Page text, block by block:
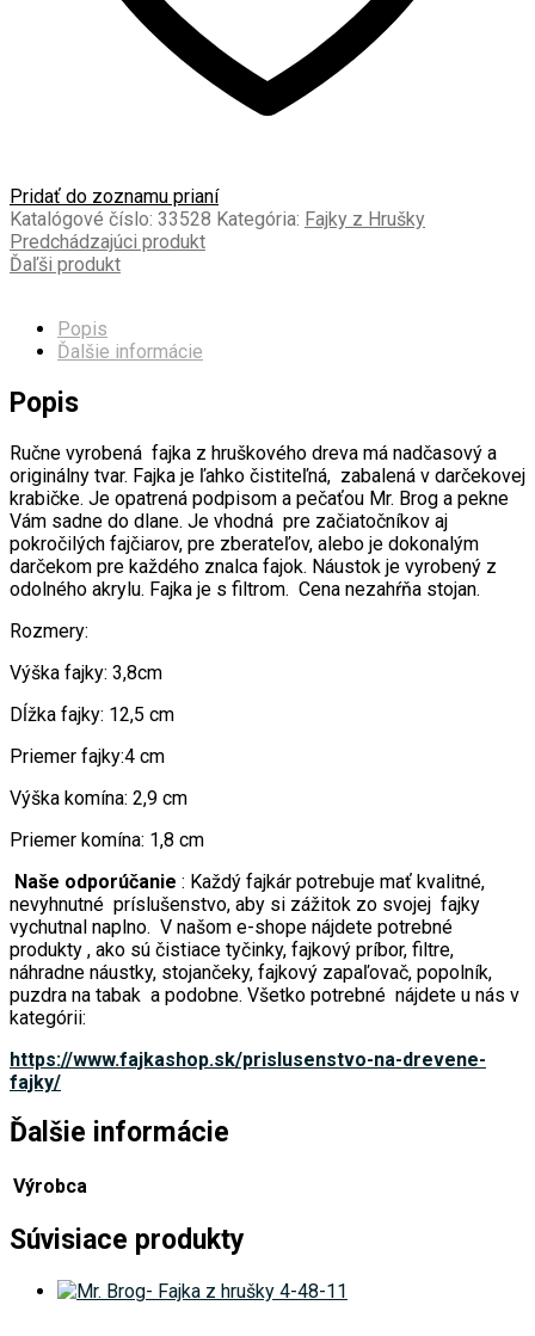
Pridať do zoznamu prianí
Katalógové číslo: 33528 Kategória: Fajky z Hrušky
Predchádzajúci produkt
Ďaľši produkt
Popis
Ďalšie informácie
Popis
Ručne vyrobená fajka z hruškového dreva má nadčasový a
originálny tvar. Fajka je ľahko čistiteľná, zabalená v darčekovej
krabičke. Je opatrená podpisom a pečaťou Mr. Brog a pekne
Vám sadne do dlane. Je vhodná pre začiatočníkov aj
pokročilých fajčiarov, pre zberateľov, alebo je dokonalým
darčekom pre každého znalca fajok. Náustok je vyrobený z
odolného akrylu. Fajka je s filtrom. Cena nezahŕňa stojan.
Rozmery:
Výška fajky: 3,8cm
Dĺžka fajky: 12,5 cm
Priemer fajky:4 cm
Výška komína: 2,9 cm
Priemer komína: 1,8 cm
Naše odporúčanie : Každý fajkár potrebuje mať kvalitné,
nevyhnutné príslušenstvo, aby si zážitok zo svojej fajky
vychutnal naplno. V našom e-shope nájdete potrebné
produkty , ako sú čistiace tyčinky, fajkový príbor, filtre,
náhradne náustky, stojančeky, fajkový zapaľovač, popolník,
puzdra na tabak a podobne. Všetko potrebné nájdete u nás v
kategórii:
https://www.fajkashop.sk/prislusenstvo-na-drevene-
fajky/
Ďalšie informácie
Výrobca
Súvisiace produkty